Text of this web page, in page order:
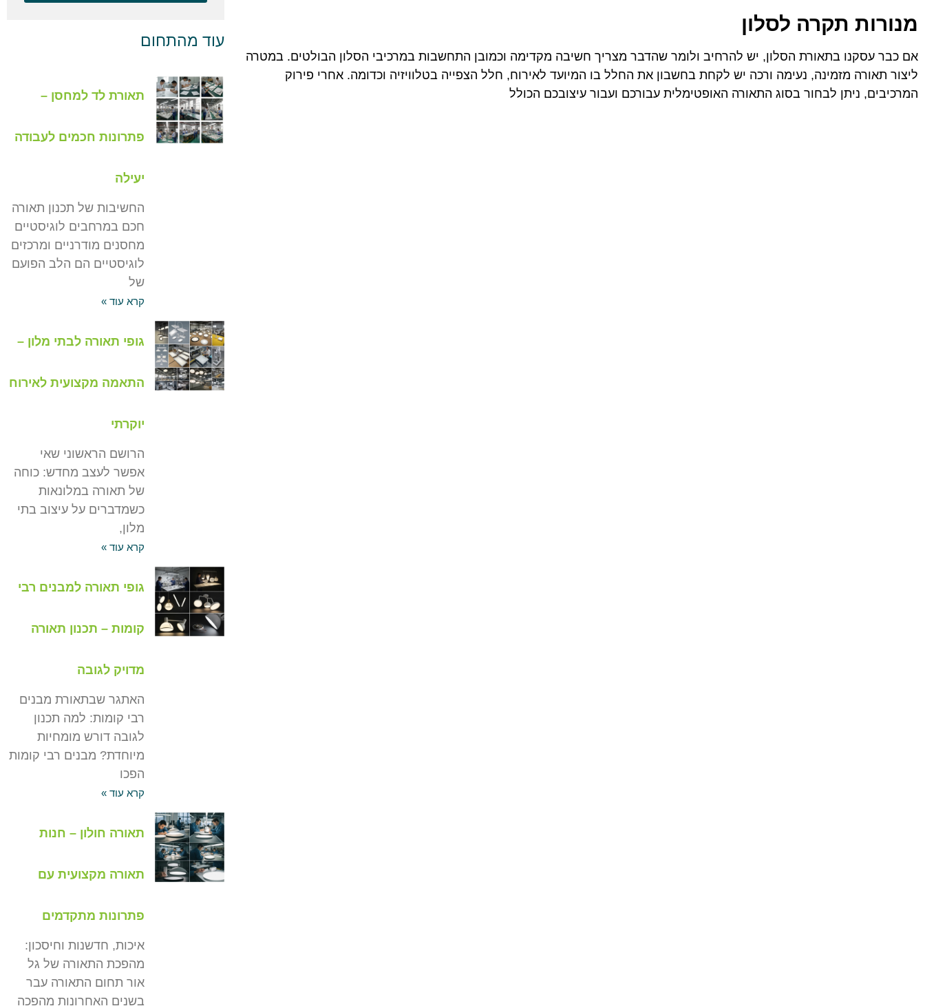
מנורות תקרה לסלון
אם כבר עסקנו בתאורת הסלון, יש להרחיב ולומר שהדבר מצריך חשיבה מקדימה וכמובן התחשבות במרכיבי הסלון הבולטים. במטרה
ליצור תאורה מזמינה, נעימה ורכה יש לקחת בחשבון את החלל בו המיועד לאירוח, חלל הצפייה בטלוויזיה וכדומה. אחרי פירוק
המרכיבים, ניתן לבחור בסוג התאורה האופטימלית עבורכם ועבור עיצובכם הכולל
עוד מהתחום
תאורת לד למחסן –
פתרונות חכמים לעבודה
יעילה
החשיבות של תכנון תאורה
חכם במרחבים לוגיסטיים
מחסנים מודרניים ומרכזים
לוגיסטיים הם הלב הפועם
של
קרא עוד »
גופי תאורה לבתי מלון –
התאמה מקצועית לאירוח
יוקרתי
הרושם הראשוני שאי
אפשר לעצב מחדש: כוחה
של תאורה במלונאות
כשמדברים על עיצוב בתי
מלון,
קרא עוד »
גופי תאורה למבנים רבי
קומות – תכנון תאורה
מדויק לגובה
האתגר שבתאורת מבנים
רבי קומות: למה תכנון
לגובה דורש מומחיות
מיוחדת? מבנים רבי קומות
הפכו
קרא עוד »
תאורה חולון – חנות
תאורה מקצועית עם
פתרונות מתקדמים
איכות, חדשנות וחיסכון:
מהפכת התאורה של גל
אור תחום התאורה עבר
בשנים האחרונות מהפכה